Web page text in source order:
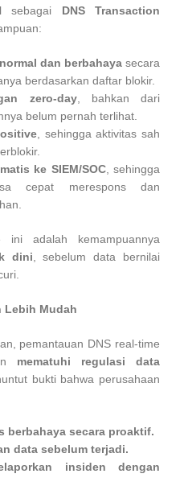
sebagai DNS Transaction
dan berbahaya secara
berdasarkan daftar blokir.
zero-day, bahkan dari
belum pernah terlihat.
, sehingga aktivitas sah
ke SIEM/SOC, sehingga
cepat merespons dan
ini adalah kemampuannya
dini , sebelum data bernilai
Lebih Mudah
pemantauan DNS real-time
mematuhi regulasi data
bukti bahwa perusahaan
berbahaya secara proaktif.
data sebelum terjadi.
insiden dengan